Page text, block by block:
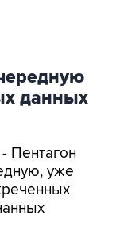
данных
Пентагон
уже